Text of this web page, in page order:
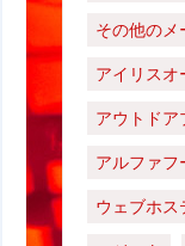
その他のメ
アイリスオ
アウトドア
アルファフ
ウェブホス